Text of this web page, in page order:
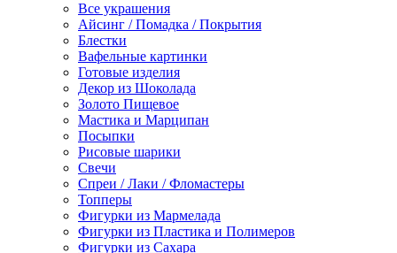
Все украшения
Айсинг / Помадка / Покрытия
Блестки
Вафельные картинки
Готовые изделия
Декор из Шоколада
Золото Пищевое
Мастика и Марципан
Посыпки
Рисовые шарики
Свечи
Спреи / Лаки / Фломастеры
Топперы
Фигурки из Мармелада
Фигурки из Пластика и Полимеров
Фигурки из Сахара